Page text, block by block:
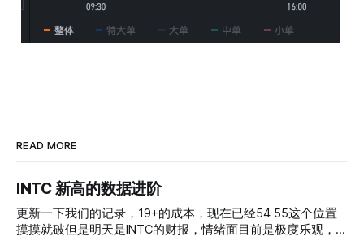
READ MORE
INTC 新高的数据进阶
更新一下我们的记录，19+的成本，现在已经54 55这个位置
摸摸就破但是明天是INTC的财报，情绪面目前是极度乐观，反